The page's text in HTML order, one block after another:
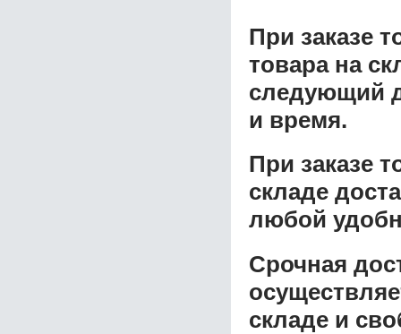
При заказе
товара на
следующий
и время.
При заказе
складе
любой
Срочная
складе и